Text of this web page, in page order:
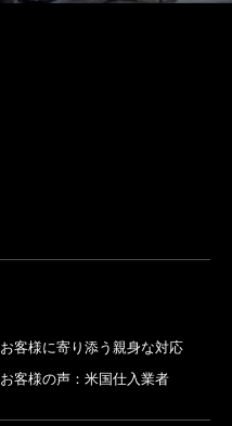
お客様に寄り添う親身な対応
お客様の声：米国仕入業者